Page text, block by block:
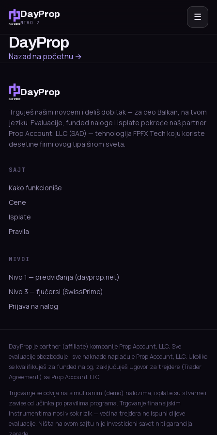
DayProp
NIVO 2
☰
DayProp
Nazad na početnu →
DayProp
Trguješ našim novcem i deliš dobitak — za ceo Balkan, na tvom
jeziku. Evaluacije, funded naloge i isplate pokreće naš partner
Prop Account, LLC (SAD) — tehnologija FPFX Tech koju koriste
desetine firmi ovog tipa širom sveta.
SAJT
Kako funkcioniše
Cene
Isplate
Pravila
NIVOI
Nivo 1 — predviđanja (dayprop.net)
Nivo 3 — fjučersi (SwissPrime)
Prijava na nalog
DayProp je partner (affiliate) kompanije Prop Account, LLC. Sve
evaluacije obezbeđuje i sve naknade naplaćuje Prop Account, LLC. Ukoliko
se kvalifikuješ za funded nalog, zaključuješ Ugovor za trejdere (Trader
Agreement) sa Prop Account LLC.
Trgovanje se odvija na simuliranim (demo) nalozima; isplate su stvarne i
zavise od učinka po pravilima programa. Trgovanje finansijskim
instrumentima nosi visok rizik — većina trejdera ne ispuni ciljeve
evaluacije. Ništa na ovom sajtu nije investicioni savet niti garancija